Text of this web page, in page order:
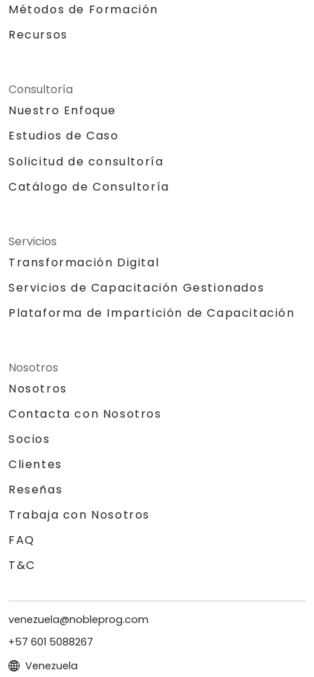
Métodos de Formación
Recursos
Consultoría
Nuestro Enfoque
Estudios de Caso
Solicitud de consultoría
Catálogo de Consultoría
Servicios
Transformación Digital
Servicios de Capacitación Gestionados
Plataforma de Impartición de Capacitación
Nosotros
Nosotros
Contacta con Nosotros
Socios
Clientes
Reseñas
Trabaja con Nosotros
FAQ
T&C
venezuela@nobleprog.com
+57 601 5088267
Venezuela